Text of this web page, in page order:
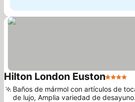
Hilton London Euston4
Baños de mármol con artículos de
de lujo, Amplia variedad de desayuno